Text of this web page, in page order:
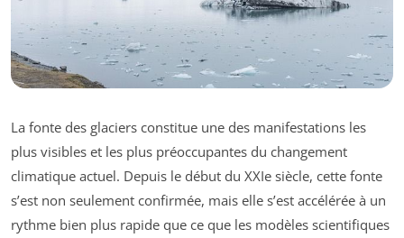
La fonte des glaciers constitue une des manifestations les
plus visibles et les plus préoccupantes du changement
climatique actuel. Depuis le début du XXIe siècle, cette fonte
s’est non seulement confirmée, mais elle s’est accélérée à un
rythme bien plus rapide que ce que les modèles scientifiques